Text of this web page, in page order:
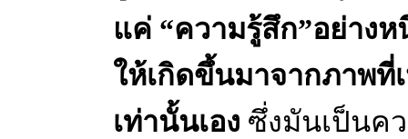
แค่ “ความรู้สึก”อย่าง
ให้เกิดขึ้นมาจากภาพที่
เท่านั้นเอง ซึ่งมันเป็นค